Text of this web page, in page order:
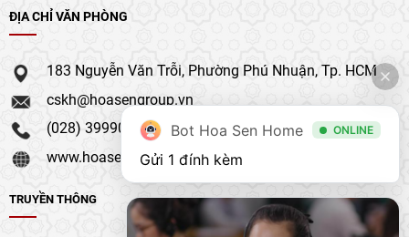
ĐỊA CHỈ VĂN PHÒNG
183 Nguyễn Văn Trỗi, Phường Phú Nhuận, Tp. HCM
cskh@hoasengroup.vn
(028) 39990 111
www.hoasengroup.vn
TRUYỀN THÔNG
Bot Hoa Sen Home ONLINE
Gửi 1 đính kèm